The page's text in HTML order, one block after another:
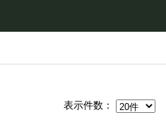
表示件数：